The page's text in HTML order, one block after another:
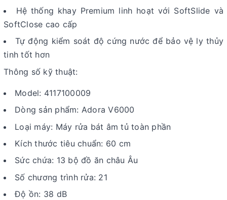
Hệ thống khay Premium linh hoạt với SoftSlide và
SoftClose cao cấp
Tự động kiểm soát độ cứng nước để bảo vệ ly thủy
tinh tốt hơn
Thông số kỹ thuật:
Model: 4117100009
Dòng sản phẩm: Adora V6000
Loại máy: Máy rửa bát âm tủ toàn phần
Kích thước tiêu chuẩn: 60 cm
Sức chứa: 13 bộ đồ ăn châu Âu
Số chương trình rửa: 21
Độ ồn: 38 dB